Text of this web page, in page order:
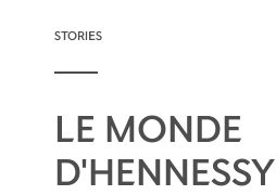
STORIES
LE MONDE
D'HENNESSY